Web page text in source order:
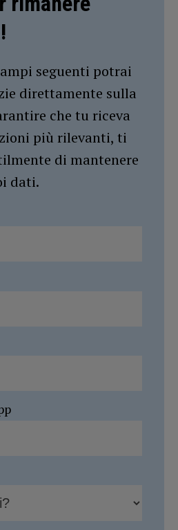
seguenti potrai
direttamente sulla
che tu riceva
più rilevanti, ti
di mantenere
dati.